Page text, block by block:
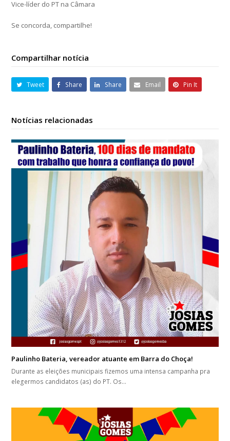
Vice-líder do PT na Câmara
Se concorda, compartilhe!
Compartilhar notícia
Tweet Share Share Email Pin It
Notícias relacionadas
Paulinho Bateria, vereador atuante em Barra do Choça!
Durante as eleições municipais fizemos uma intensa campanha pra
elegermos candidatos (as) do PT. Os…